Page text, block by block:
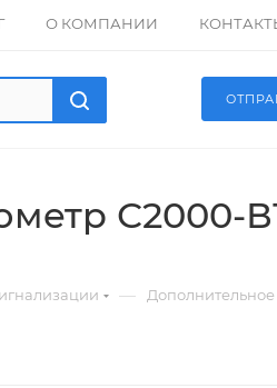
О КОМПАНИИ
С2000-
—